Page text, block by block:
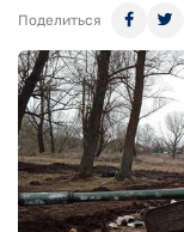
Поделиться